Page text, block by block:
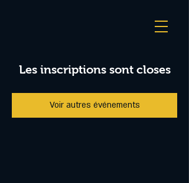
Les inscriptions sont closes
Voir autres événements